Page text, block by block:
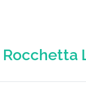
Rocchetta